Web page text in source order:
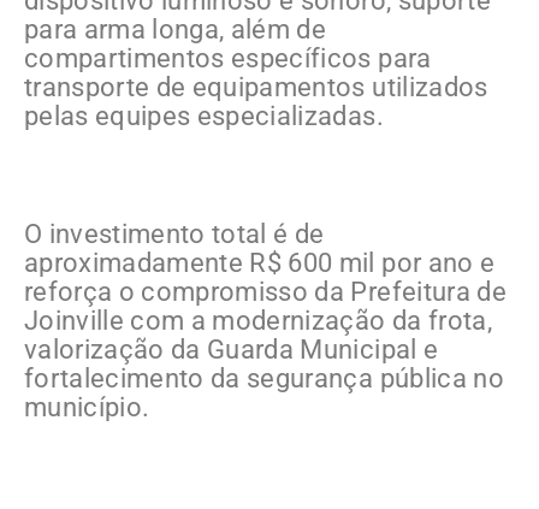
para arma longa, além de
compartimentos específicos para
transporte de equipamentos utilizados
pelas equipes especializadas.
O investimento total é de
aproximadamente R$ 600 mil por ano e
reforça o compromisso da Prefeitura de
Joinville com a modernização da frota,
valorização da Guarda Municipal e
fortalecimento da segurança pública no
município.